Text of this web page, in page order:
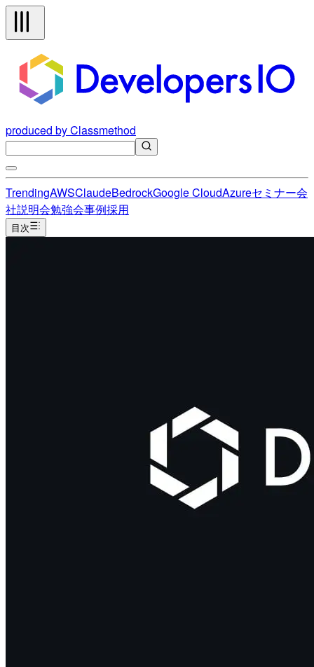
produced by Classmethod
TrendingAWSClaudeBedrockGoogle CloudAzureセミナー会
社説明会勉強会事例採用
目次